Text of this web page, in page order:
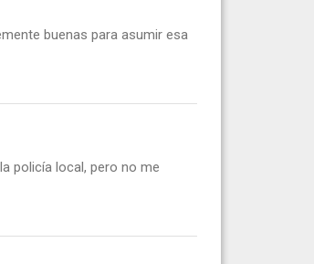
buenas para asumir esa
policía local, pero no me